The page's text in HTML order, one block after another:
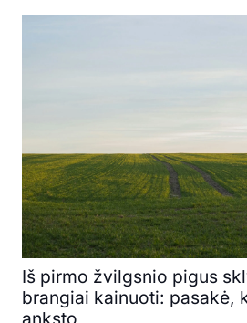
Iš pirmo žvilgsnio pigus
brangiai kainuoti: pasakė,